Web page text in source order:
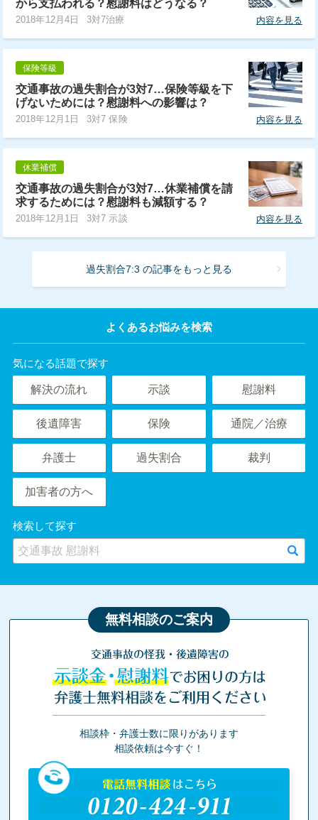
から支払われる？慰謝料はどうなる？
2018年12月4日 3対7治療 内容を見る
保険等級
交通事故の過失割合が3対7…保険等級を下
げないためには？慰謝料への影響は？
2018年12月1日 3対7 保険 内容を見る
休業補償
交通事故の過失割合が3対7…休業補償を請
求するためには？慰謝料も減額する？
2018年12月1日 3対7 示談 内容を見る
過失割合7:3 の記事をもっと見る
よくあるお悩みを検索
気になる話題で探す
解決の流れ 示談 慰謝料
後遺障害 保険 通院／治療
弁護士 過失割合 裁判
加害者の方へ
検索して探す
無料相談のご案内
交通事故の怪我・後遺障害の
示談金・慰謝料でお困りの方は
弁護士無料相談をご利用ください
相談枠・弁護士数に限りがあります
相談依頼は今すぐ！
電話無料相談はこちら
0120-424-911